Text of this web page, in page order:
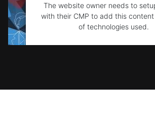
The website owner needs to
with their CMP to add this
of technologies used.
Powered byUsercentrics